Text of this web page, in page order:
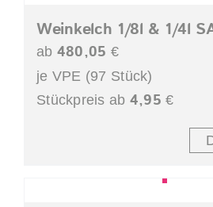
Weinkelch 1/8l & 1/4l
ab 480,05 €
je VPE (97 Stück)
Stückpreis ab 4,95 €